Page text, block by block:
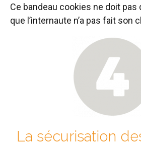
Ce bandeau cookies ne doit pas
que l’internaute n’a pas fait son
La sécurisation